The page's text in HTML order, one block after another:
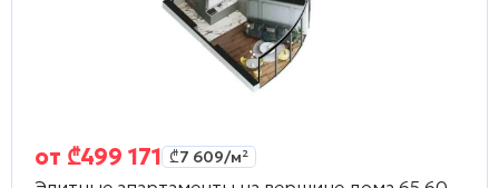
от ₾499 171 ₾7 609/м²